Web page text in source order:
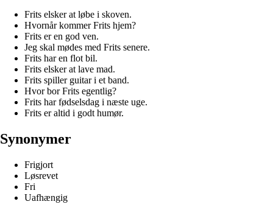
Frits elsker at løbe i skoven.
Hvornår kommer Frits hjem?
Frits er en god ven.
Jeg skal mødes med Frits senere.
Frits har en flot bil.
Frits elsker at lave mad.
Frits spiller guitar i et band.
Hvor bor Frits egentlig?
Frits har fødselsdag i næste uge.
Frits er altid i godt humør.
Synonymer
Frigjort
Løsrevet
Fri
Uafhængig